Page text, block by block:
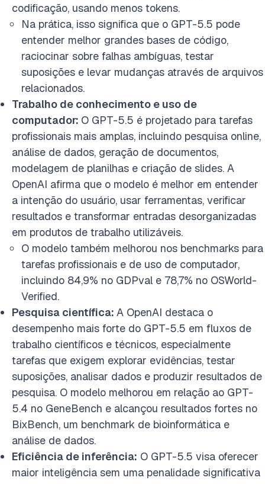
codificação, usando menos tokens.
Na prática, isso significa que o GPT-5.5 pode
entender melhor grandes bases de código,
raciocinar sobre falhas ambíguas, testar
suposições e levar mudanças através de arquivos
relacionados.
Trabalho de conhecimento e uso de
computador: O GPT-5.5 é projetado para tarefas
profissionais mais amplas, incluindo pesquisa online,
análise de dados, geração de documentos,
modelagem de planilhas e criação de slides. A
OpenAI afirma que o modelo é melhor em entender
a intenção do usuário, usar ferramentas, verificar
resultados e transformar entradas desorganizadas
em produtos de trabalho utilizáveis.
O modelo também melhorou nos benchmarks para
tarefas profissionais e de uso de computador,
incluindo 84,9% no GDPval e 78,7% no OSWorld-
Verified.
Pesquisa científica: A OpenAI destaca o
desempenho mais forte do GPT-5.5 em fluxos de
trabalho científicos e técnicos, especialmente
tarefas que exigem explorar evidências, testar
suposições, analisar dados e produzir resultados de
pesquisa. O modelo melhorou em relação ao GPT-
5.4 no GeneBench e alcançou resultados fortes no
BixBench, um benchmark de bioinformática e
análise de dados.
Eficiência de inferência: O GPT-5.5 visa oferecer
maior inteligência sem uma penalidade significativa